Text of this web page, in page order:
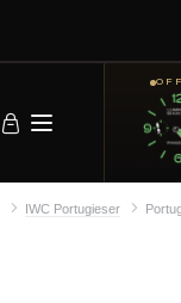
IWC Portugieser